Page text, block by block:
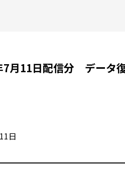
7月11日配信分 データ
日